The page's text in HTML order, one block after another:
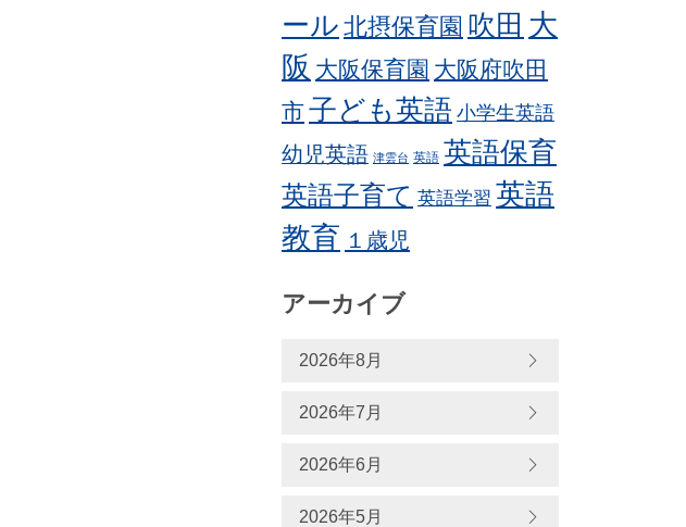
ール 北摂保育園 吹田 大
阪 大阪保育園 大阪府吹田
市子ども英語 小学生英語
幼児英語 津雲台 英語 英語保育
英語子育て 英語学習 英語
教育 １歳児
アーカイブ
2026年8月
2026年7月
2026年6月
2026年5月